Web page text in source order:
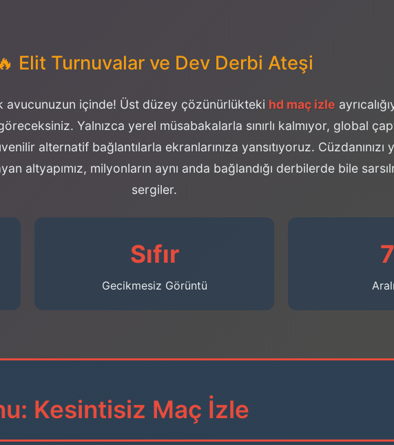
Elit Turnuvalar ve Dev Derbi Ateşi
avucunuzun içinde! Üst düzey çözünürlükteki hd maç izle
Yalnızca yerel müsabakalarla sınırlı kalmıyor, global
alternatif bağlantılarla ekranlarınıza yansıtıyoruz.
altyapımız, milyonların aynı anda bağlandığı derbilerde bile
sergiler.
Sıfır
Gecikmesiz Görüntü
Kesintisiz Maç İzle